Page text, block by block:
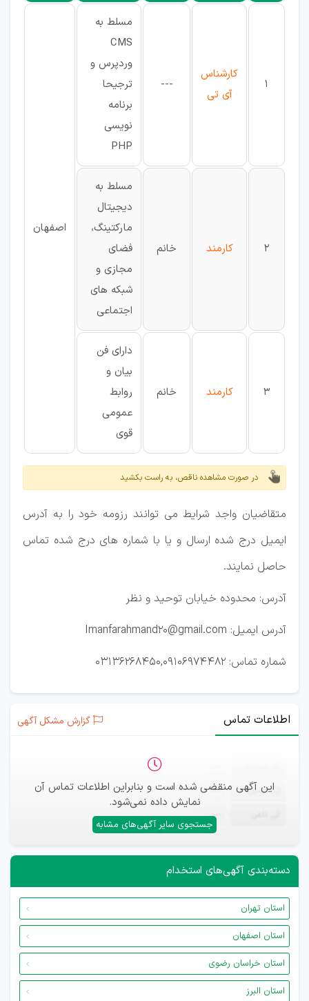
1
کارشناس
آی تی
---
مسلط به
CMS
وردپرس و
ترجیحا
برنامه
نویسی
PHP
اصفهان
2
کارمند خانم
مسلط به
دیجیتال
مارکتینگ،
فضای
مجازی و
شبکه های
اجتماعی
3 کارمند خانم
دارای فن
بیان و
روابط
عمومی
قوی
در صورت مشاهده ناقص، به راست بکشید
متقاضیان واجد شرایط می توانند رزومه خود را به آدرس
ایمیل درج شده ارسال و یا با شماره های درج شده تماس
حاصل نمایند.
آدرس: محدوده خیابان توحید و نظر
آدرس ایمیل: Imanfarahmand20@gmail.com
شماره تماس: 03136268450,09106974482
اطلاعات تماس گزارش مشکل آگهی
این آگهی منقضی شده است و بنابراین اطلاعات تماس آن
نمایش داده نمی‌شود.
جستجوی سایر آگهی‌های مشابه
ایمیل —
—
دسته‌بندی آگهی‌های استخدام
استان تهران
استان اصفهان
استان خراسان رضوی
استان البرز